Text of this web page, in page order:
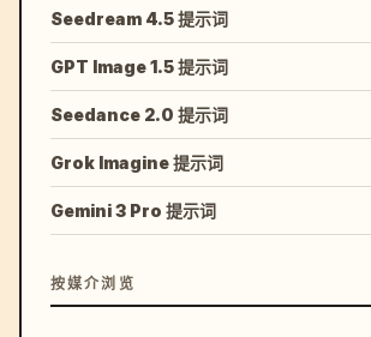
Seedream 4.5 提示词
GPT Image 1.5 提示词
Seedance 2.0 提示词
Grok Imagine 提示词
Gemini 3 Pro 提示词
按媒介浏览